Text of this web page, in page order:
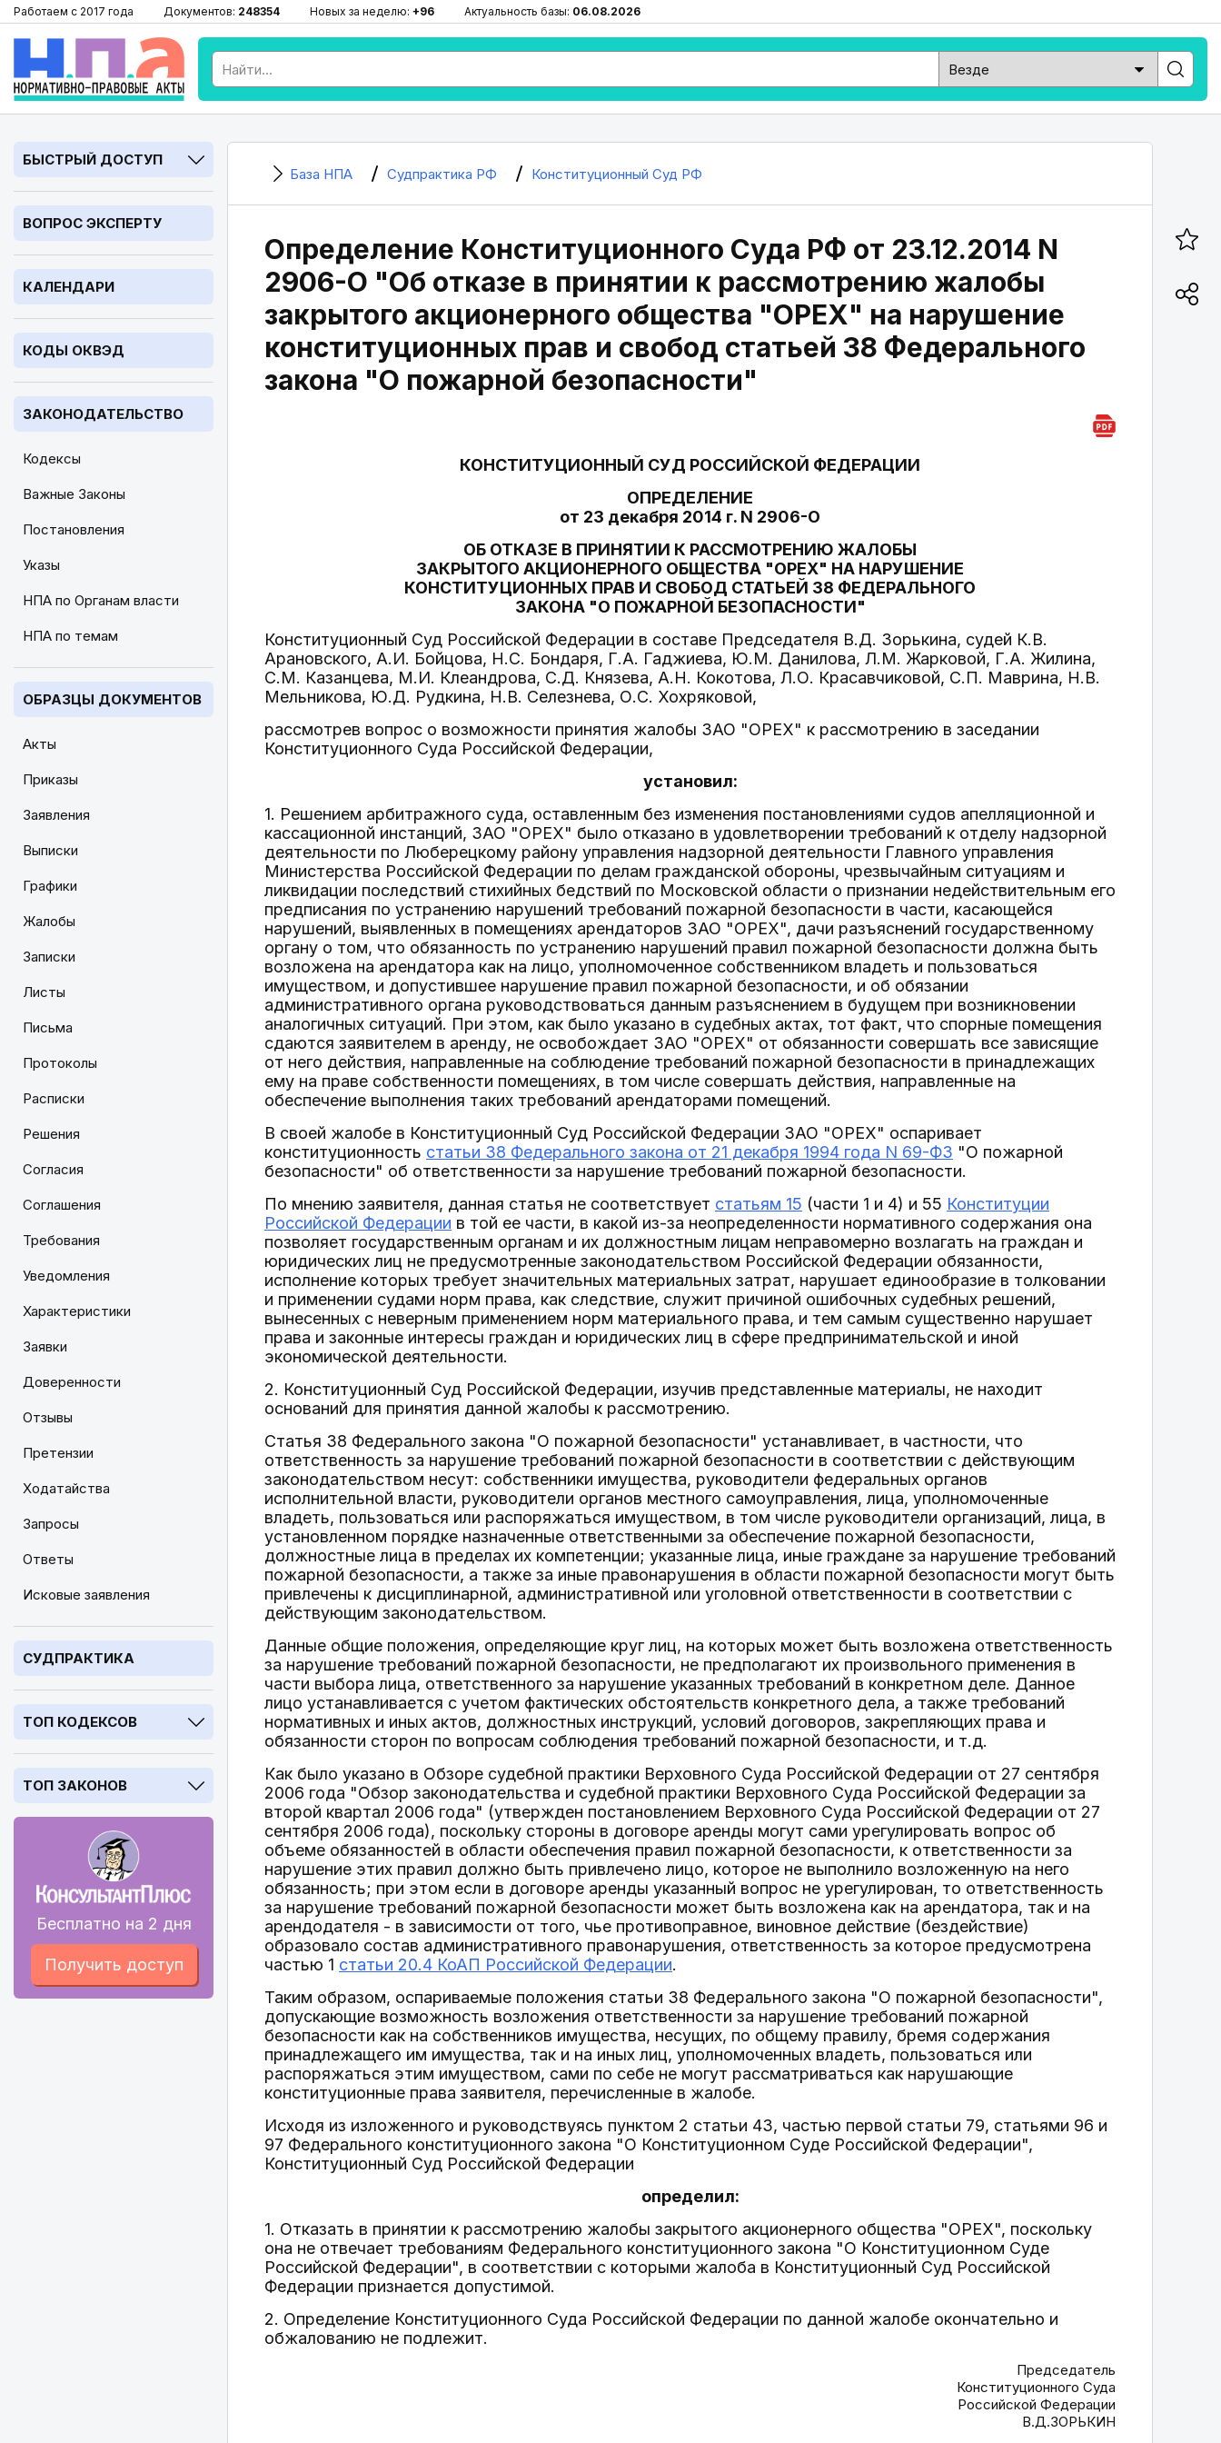
Работаем с 2017 года Документов: 248354 Новых за неделю: +96 Актуальность базы: 06.08.2026
БЫСТРЫЙ ДОСТУП
ВОПРОС ЭКСПЕРТУ
КАЛЕНДАРИ
КОДЫ ОКВЭД
ЗАКОНОДАТЕЛЬСТВО
Кодексы
Важные Законы
Постановления
Указы
НПА по Органам власти
НПА по темам
ОБРАЗЦЫ ДОКУМЕНТОВ
Акты
Приказы
Заявления
Выписки
Графики
Жалобы
Записки
Листы
Письма
Протоколы
Расписки
Решения
Согласия
Соглашения
Требования
Уведомления
Характеристики
Заявки
Доверенности
Отзывы
Претензии
Ходатайства
Запросы
Ответы
Исковые заявления
СУДПРАКТИКА
ТОП КОДЕКСОВ
ТОП ЗАКОНОВ
Бесплатно на 2 дня
Получить доступ
База НПА Судпрактика РФ Конституционный Суд РФ
Определение Конституционного Суда РФ от 23.12.2014 N
2906-О "Об отказе в принятии к рассмотрению жалобы
закрытого акционерного общества "ОРЕХ" на нарушение
конституционных прав и свобод статьей 38 Федерального
закона "О пожарной безопасности"
КОНСТИТУЦИОННЫЙ СУД РОССИЙСКОЙ ФЕДЕРАЦИИ
ОПРЕДЕЛЕНИЕ
от 23 декабря 2014 г. N 2906-О
ОБ ОТКАЗЕ В ПРИНЯТИИ К РАССМОТРЕНИЮ ЖАЛОБЫ
ЗАКРЫТОГО АКЦИОНЕРНОГО ОБЩЕСТВА "ОРЕХ" НА НАРУШЕНИЕ
КОНСТИТУЦИОННЫХ ПРАВ И СВОБОД СТАТЬЕЙ 38 ФЕДЕРАЛЬНОГО
ЗАКОНА "О ПОЖАРНОЙ БЕЗОПАСНОСТИ"
Конституционный Суд Российской Федерации в составе Председателя В.Д. Зорькина, судей К.В.
Арановского, А.И. Бойцова, Н.С. Бондаря, Г.А. Гаджиева, Ю.М. Данилова, Л.М. Жарковой, Г.А. Жилина,
С.М. Казанцева, М.И. Клеандрова, С.Д. Князева, А.Н. Кокотова, Л.О. Красавчиковой, С.П. Маврина, Н.В.
Мельникова, Ю.Д. Рудкина, Н.В. Селезнева, О.С. Хохряковой,
рассмотрев вопрос о возможности принятия жалобы ЗАО "ОРЕХ" к рассмотрению в заседании
Конституционного Суда Российской Федерации,
установил:
1. Решением арбитражного суда, оставленным без изменения постановлениями судов апелляционной и
кассационной инстанций, ЗАО "ОРЕХ" было отказано в удовлетворении требований к отделу надзорной
деятельности по Люберецкому району управления надзорной деятельности Главного управления
Министерства Российской Федерации по делам гражданской обороны, чрезвычайным ситуациям и
ликвидации последствий стихийных бедствий по Московской области о признании недействительным его
предписания по устранению нарушений требований пожарной безопасности в части, касающейся
нарушений, выявленных в помещениях арендаторов ЗАО "ОРЕХ", дачи разъяснений государственному
органу о том, что обязанность по устранению нарушений правил пожарной безопасности должна быть
возложена на арендатора как на лицо, уполномоченное собственником владеть и пользоваться
имуществом, и допустившее нарушение правил пожарной безопасности, и об обязании
административного органа руководствоваться данным разъяснением в будущем при возникновении
аналогичных ситуаций. При этом, как было указано в судебных актах, тот факт, что спорные помещения
сдаются заявителем в аренду, не освобождает ЗАО "ОРЕХ" от обязанности совершать все зависящие
от него действия, направленные на соблюдение требований пожарной безопасности в принадлежащих
ему на праве собственности помещениях, в том числе совершать действия, направленные на
обеспечение выполнения таких требований арендаторами помещений.
В своей жалобе в Конституционный Суд Российской Федерации ЗАО "ОРЕХ" оспаривает
конституционность статьи 38 Федерального закона от 21 декабря 1994 года N 69-ФЗ "О пожарной
безопасности" об ответственности за нарушение требований пожарной безопасности.
По мнению заявителя, данная статья не соответствует статьям 15 (части 1 и 4) и 55 Конституции
Российской Федерации в той ее части, в какой из-за неопределенности нормативного содержания она
позволяет государственным органам и их должностным лицам неправомерно возлагать на граждан и
юридических лиц не предусмотренные законодательством Российской Федерации обязанности,
исполнение которых требует значительных материальных затрат, нарушает единообразие в толковании
и применении судами норм права, как следствие, служит причиной ошибочных судебных решений,
вынесенных с неверным применением норм материального права, и тем самым существенно нарушает
права и законные интересы граждан и юридических лиц в сфере предпринимательской и иной
экономической деятельности.
2. Конституционный Суд Российской Федерации, изучив представленные материалы, не находит
оснований для принятия данной жалобы к рассмотрению.
Статья 38 Федерального закона "О пожарной безопасности" устанавливает, в частности, что
ответственность за нарушение требований пожарной безопасности в соответствии с действующим
законодательством несут: собственники имущества, руководители федеральных органов
исполнительной власти, руководители органов местного самоуправления, лица, уполномоченные
владеть, пользоваться или распоряжаться имуществом, в том числе руководители организаций, лица, в
установленном порядке назначенные ответственными за обеспечение пожарной безопасности,
должностные лица в пределах их компетенции; указанные лица, иные граждане за нарушение требований
пожарной безопасности, а также за иные правонарушения в области пожарной безопасности могут быть
привлечены к дисциплинарной, административной или уголовной ответственности в соответствии с
действующим законодательством.
Данные общие положения, определяющие круг лиц, на которых может быть возложена ответственность
за нарушение требований пожарной безопасности, не предполагают их произвольного применения в
части выбора лица, ответственного за нарушение указанных требований в конкретном деле. Данное
лицо устанавливается с учетом фактических обстоятельств конкретного дела, а также требований
нормативных и иных актов, должностных инструкций, условий договоров, закрепляющих права и
обязанности сторон по вопросам соблюдения требований пожарной безопасности, и т.д.
Как было указано в Обзоре судебной практики Верховного Суда Российской Федерации от 27 сентября
2006 года "Обзор законодательства и судебной практики Верховного Суда Российской Федерации за
второй квартал 2006 года" (утвержден постановлением Верховного Суда Российской Федерации от 27
сентября 2006 года), поскольку стороны в договоре аренды могут сами урегулировать вопрос об
объеме обязанностей в области обеспечения правил пожарной безопасности, к ответственности за
нарушение этих правил должно быть привлечено лицо, которое не выполнило возложенную на него
обязанность; при этом если в договоре аренды указанный вопрос не урегулирован, то ответственность
за нарушение требований пожарной безопасности может быть возложена как на арендатора, так и на
арендодателя - в зависимости от того, чье противоправное, виновное действие (бездействие)
образовало состав административного правонарушения, ответственность за которое предусмотрена
частью 1 статьи 20.4 КоАП Российской Федерации.
Таким образом, оспариваемые положения статьи 38 Федерального закона "О пожарной безопасности",
допускающие возможность возложения ответственности за нарушение требований пожарной
безопасности как на собственников имущества, несущих, по общему правилу, бремя содержания
принадлежащего им имущества, так и на иных лиц, уполномоченных владеть, пользоваться или
распоряжаться этим имуществом, сами по себе не могут рассматриваться как нарушающие
конституционные права заявителя, перечисленные в жалобе.
Исходя из изложенного и руководствуясь пунктом 2 статьи 43, частью первой статьи 79, статьями 96 и
97 Федерального конституционного закона "О Конституционном Суде Российской Федерации",
Конституционный Суд Российской Федерации
определил:
1. Отказать в принятии к рассмотрению жалобы закрытого акционерного общества "ОРЕХ", поскольку
она не отвечает требованиям Федерального конституционного закона "О Конституционном Суде
Российской Федерации", в соответствии с которыми жалоба в Конституционный Суд Российской
Федерации признается допустимой.
2. Определение Конституционного Суда Российской Федерации по данной жалобе окончательно и
обжалованию не подлежит.
Председатель
Конституционного Суда
Российской Федерации
В.Д.ЗОРЬКИН